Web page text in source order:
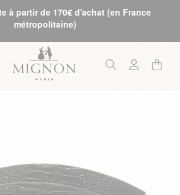
à partir de 170€ d'achat (en France
métropolitaine)